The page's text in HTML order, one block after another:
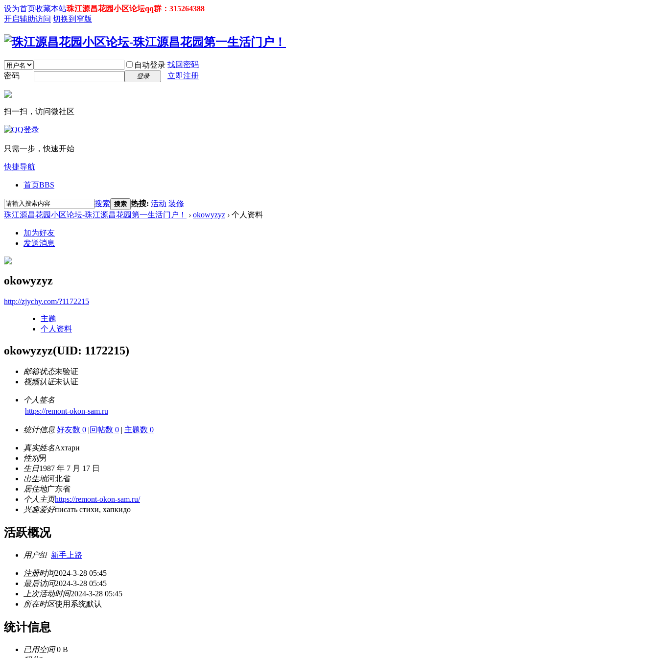
设为首页收藏本站珠江源昌花园小区论坛qq群：315264388
开启辅助访问 切换到窄版
自动登录 找回密码
密码
登录 立即注册
扫一扫，访问微社区
只需一步，快速开始
快捷导航
首页BBS
搜索 搜索 热搜: 活动 装修
珠江源昌花园小区论坛-珠江源昌花园第一生活门户！
› okowyzyz › 个人资料
加为好友
发送消息
okowyzyz
http://zjychy.com/?1172215
主题
个人资料
okowyzyz(UID: 1172215)
邮箱状态未验证
视频认证未认证
个人签名
https://remont-okon-sam.ru
统计信息 好友数 0 |回帖数 0 | 主题数 0
真实姓名Ахтари
性别男
生日1987 年 7 月 17 日
出生地河北省
居住地广东省
个人主页https://remont-okon-sam.ru/
兴趣爱好писать стихи, хапкидо
活跃概况
用户组 新手上路
注册时间2024-3-28 05:45
最后访问2024-3-28 05:45
上次活动时间2024-3-28 05:45
所在时区使用系统默认
统计信息
已用空间0 B